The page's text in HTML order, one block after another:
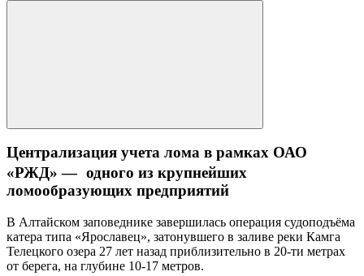
Централизация учета лома в рамках ОАО
«РЖД» — одного из крупнейших
ломообразующих предприятий
В Алтайском заповеднике завершилась операция судоподъёма
катера типа «Ярославец», затонувшего в заливе реки Камга
Телецкого озера 27 лет назад приблизительно в 20-ти метрах
от берега, на глубине 10-17 метров.